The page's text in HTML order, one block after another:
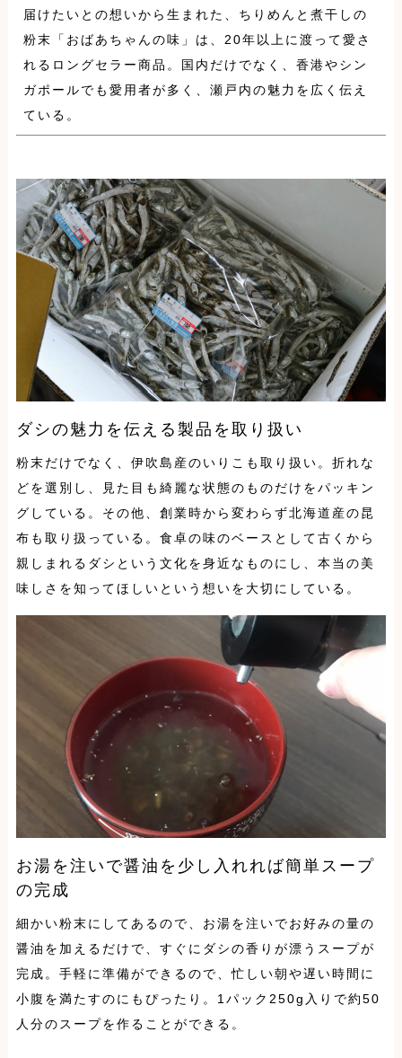
届けたいとの想いから生まれた、ちりめんと煮干しの
粉末「おばあちゃんの味」は、20年以上に渡って愛さ
れるロングセラー商品。国内だけでなく、香港やシン
ガポールでも愛用者が多く、瀬戸内の魅力を広く伝え
ている。
ダシの魅力を伝える製品を取り扱い
粉末だけでなく、伊吹島産のいりこも取り扱い。折れな
どを選別し、見た目も綺麗な状態のものだけをパッキン
グしている。その他、創業時から変わらず北海道産の昆
布も取り扱っている。食卓の味のベースとして古くから
親しまれるダシという文化を身近なものにし、本当の美
味しさを知ってほしいという想いを大切にしている。
お湯を注いで醤油を少し入れれば簡単スープ
の完成
細かい粉末にしてあるので、お湯を注いでお好みの量の
醤油を加えるだけで、すぐにダシの香りが漂うスープが
完成。手軽に準備ができるので、忙しい朝や遅い時間に
小腹を満たすのにもぴったり。1パック250g入りで約50
人分のスープを作ることができる。